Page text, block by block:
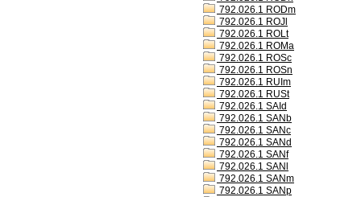
792.026.1 RODm
792.026.1 ROJl
792.026.1 ROLt
792.026.1 ROMa
792.026.1 ROSc
792.026.1 ROSn
792.026.1 RUIm
792.026.1 RUSt
792.026.1 SAId
792.026.1 SANb
792.026.1 SANc
792.026.1 SANd
792.026.1 SANf
792.026.1 SANl
792.026.1 SANm
792.026.1 SANp